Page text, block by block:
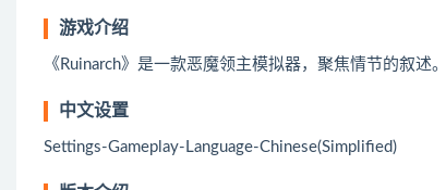
游戏介绍
《Ruinarch》是一款恶魔领主模拟器，聚焦情节的叙
中文设置
Settings-Gameplay-Language-Chinese(Simplified)